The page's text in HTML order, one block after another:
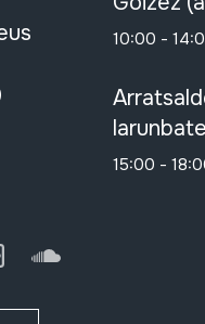
FlickrSoundCloud
10:00 -
15:00 -